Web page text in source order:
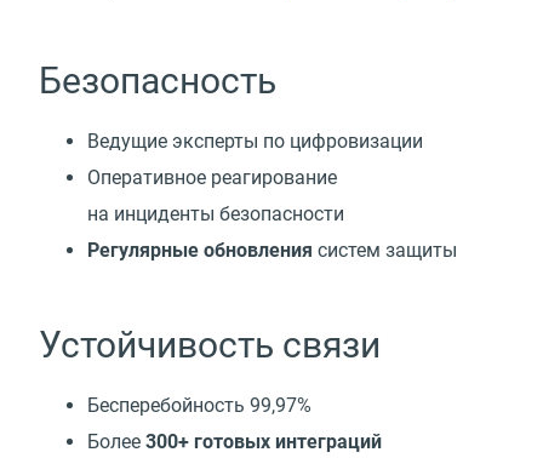
Безопасность
Ведущие эксперты по цифровизации
Оперативное реагирование
на инциденты безопасности
Регулярные обновления систем защиты
Устойчивость связи
Бесперебойность 99,97%
Более 300+ готовых интеграций